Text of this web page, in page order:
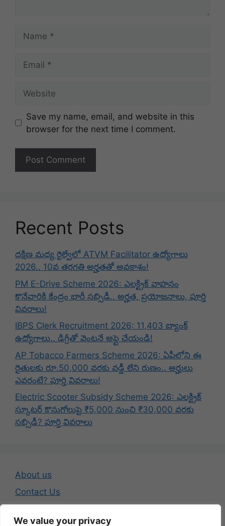
We value your privacy
Save my name, email, and website in this
browser for the next time I comment.
Recent Posts
దక్షిణ మధ్య రైల్వేలో ATVM Facilitator ఉద్యోగాలు
2026.. 10వ తరగతి అర్హతతో అవకాశం!
PM E-Drive Scheme 2026: ఎలక్ట్రిక్ వాహనం
కొనేవారికి కేంద్రం భారీ సబ్సిడీ.. అర్హత, ప్రయోజనాలు, పూర్తి
వివరాలు!
IBPS Clerk Recruitment 2026: 11,403 బ్యాంక్
ఉద్యోగాలు.. డిగ్రీతో వెంటనే అప్లై చేయండి!
AP Tobacco Farmers Scheme 2026: ఏపీలోని ఈ
రైతులకు రూ.50,000 వరకు వడ్డీ లేని రుణం.. అర్హులు
ఎవరంటే? పూర్తి వివరాలు!
Electric Scooter Subsidy Scheme 2026: ఎలక్ట్రిక్
స్కూటర్ కొనుగోలుపై ₹5,000 నుంచి ₹30,000 వరకు
సబ్సిడీ? పూర్తి వివరాలు
About us
Contact Us